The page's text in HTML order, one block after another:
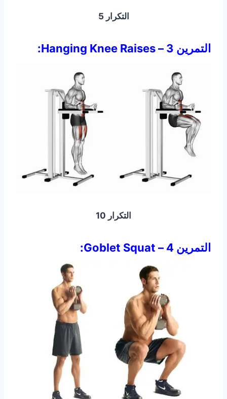
التكرار 5
التمرين 3 – Hanging Knee Raises:
التكرار 10
التمرين 4 – Goblet Squat: